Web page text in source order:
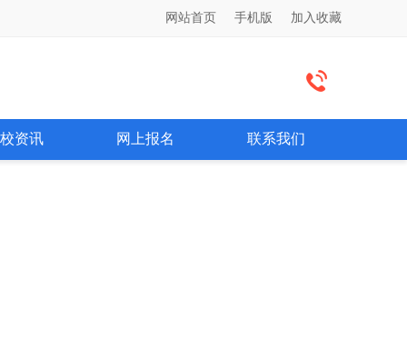
网站首页 手机版 加入收藏
资讯 网上报名 联系我们